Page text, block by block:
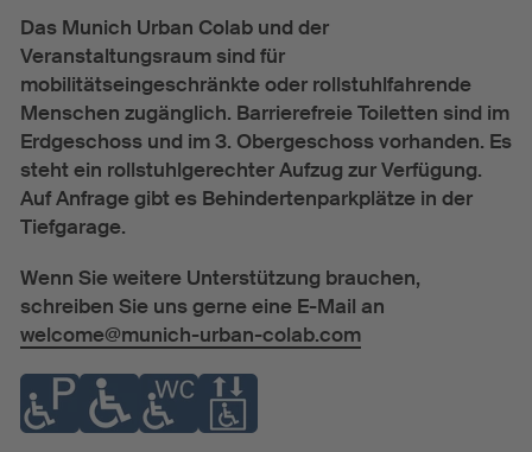
Das Munich Urban Colab und der
Veranstaltungsraum sind für
mobilitätseingeschränkte oder rollstuhlfahrende
Menschen zugänglich. Barrierefreie Toiletten sind im
Erdgeschoss und im 3. Obergeschoss vorhanden. Es
steht ein rollstuhlgerechter Aufzug zur Verfügung.
Auf Anfrage gibt es Behindertenparkplätze in der
Tiefgarage.
Wenn Sie weitere Unterstützung brauchen,
schreiben Sie uns gerne eine E-Mail an
welcome@munich-urban-colab.com